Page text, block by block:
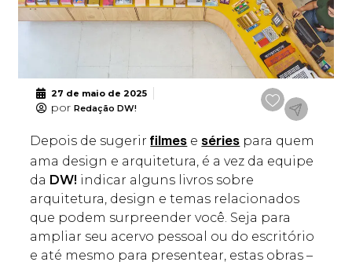
27 de maio de 2025
por Redação DW!
Depois de sugerirfilmes e séries para quem
ama design e arquitetura, é a vez da equipe
da DW! indicar alguns livros sobre
arquitetura, design e temas relacionados
que podem surpreender você. Seja para
ampliar seu acervo pessoal ou do escritório
e até mesmo para presentear, estas obras –